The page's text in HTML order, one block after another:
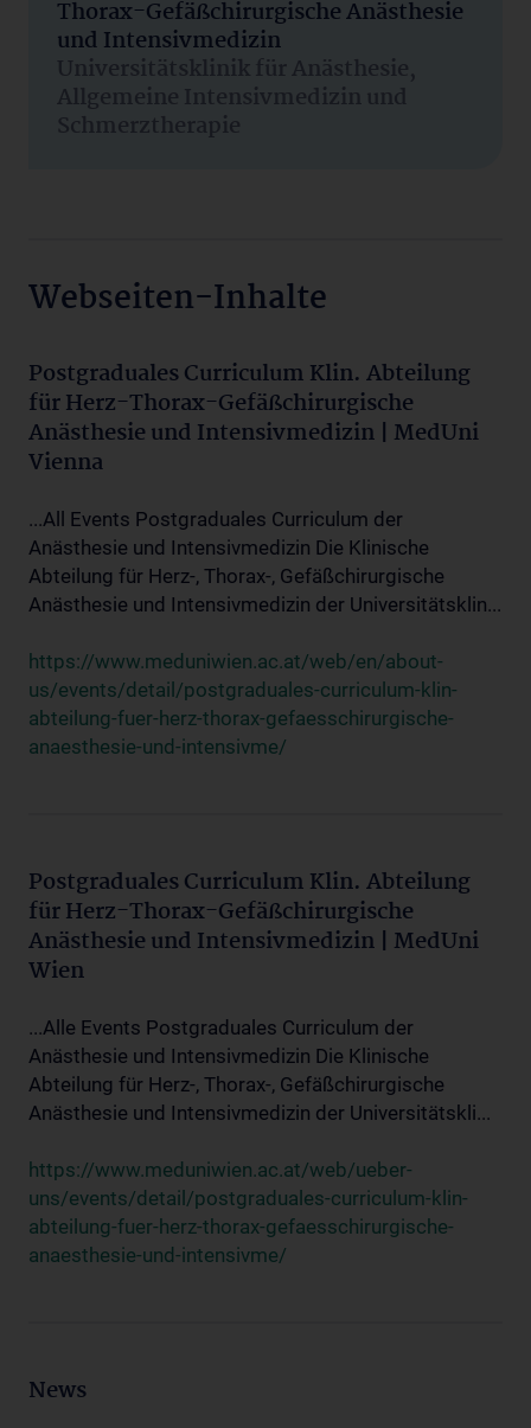
Thorax-Gefäßchirurgische Anästhesie
und Intensivmedizin
Universitätsklinik für Anästhesie,
Allgemeine Intensivmedizin und
Schmerztherapie
Webseiten-Inhalte
Postgraduales Curriculum Klin. Abteilung
für Herz-Thorax-Gefäßchirurgische
Anästhesie und Intensivmedizin | MedUni
Vienna
...All Events Postgraduales Curriculum der
Anästhesie und Intensivmedizin Die Klinische
Abteilung für Herz-, Thorax-, Gefäßchirurgische
Anästhesie und Intensivmedizin der Universitätsklin...
https://www.meduniwien.ac.at/web/en/about-
us/events/detail/postgraduales-curriculum-klin-
abteilung-fuer-herz-thorax-gefaesschirurgische-
anaesthesie-und-intensivme/
Postgraduales Curriculum Klin. Abteilung
für Herz-Thorax-Gefäßchirurgische
Anästhesie und Intensivmedizin | MedUni
Wien
...Alle Events Postgraduales Curriculum der
Anästhesie und Intensivmedizin Die Klinische
Abteilung für Herz-, Thorax-, Gefäßchirurgische
Anästhesie und Intensivmedizin der Universitätskli...
https://www.meduniwien.ac.at/web/ueber-
uns/events/detail/postgraduales-curriculum-klin-
abteilung-fuer-herz-thorax-gefaesschirurgische-
anaesthesie-und-intensivme/
News